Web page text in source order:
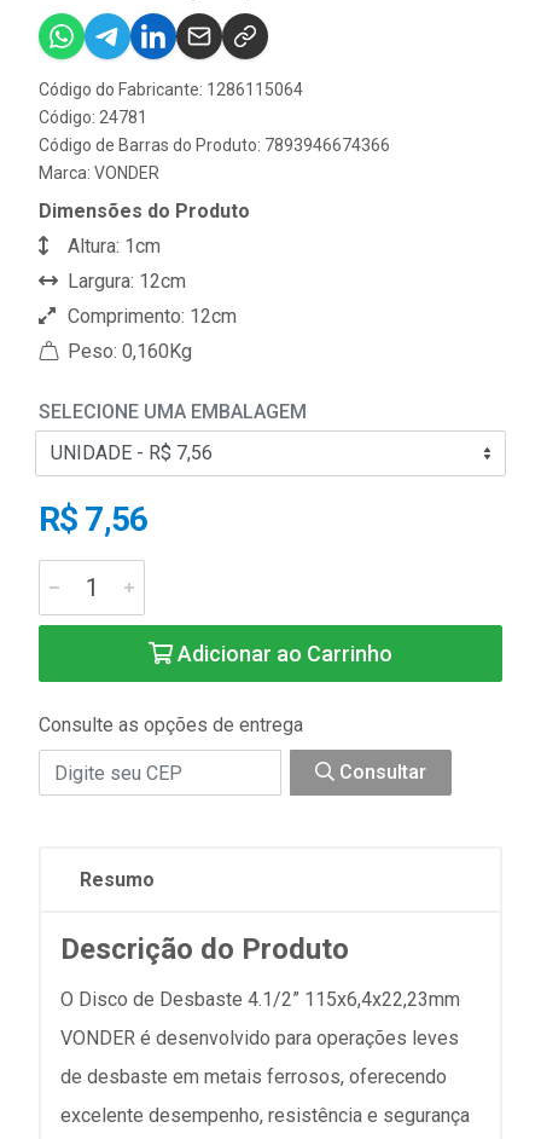
Código do Fabricante: 1286115064
Código: 24781
Código de Barras do Produto: 7893946674366
Marca: VONDER
Dimensões do Produto
Altura: 1cm
Largura: 12cm
Comprimento: 12cm
Peso: 0,160Kg
SELECIONE UMA EMBALAGEM
R$ 7,56
Adicionar ao Carrinho
Consulte as opções de entrega
Consultar
Resumo
Descrição do Produto
O Disco de Desbaste 4.1/2” 115x6,4x22,23mm
VONDER é desenvolvido para operações leves
de desbaste em metais ferrosos, oferecendo
excelente desempenho, resistência e segurança